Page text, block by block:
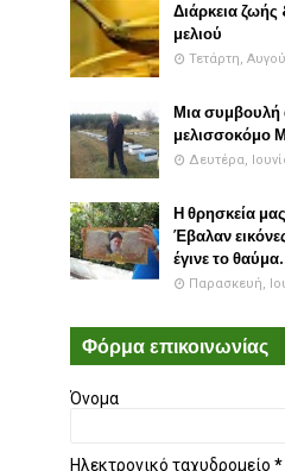
Διάρκεια
μελιού
Τετάρτη,
Μια συμβουλή
μελισσοκόμο
Δευτέρα,
Η θρησκεία
Έβαλαν
έγινε το
Παρασκευή,
Φόρμα επικοινωνίας
Όνομα
Ηλεκτρονικό ταχυδρομείο *